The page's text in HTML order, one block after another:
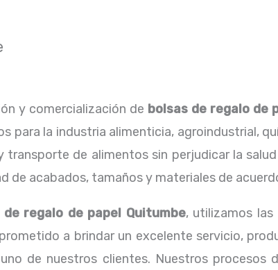
y comercialización de bolsas de regalo de
para la industria alimenticia, agroindustrial,
transporte de alimentos sin perjudicar la
de acabados, tamaños y materiales de
de regalo de papel Quitumbe, utilizamos
a brindar un excelente servicio,
de nuestros clientes. Nuestros procesos